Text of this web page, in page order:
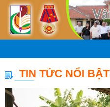
TIN TỨC NỔI BẬT